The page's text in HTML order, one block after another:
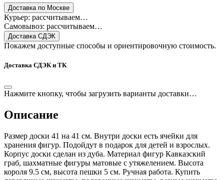
Доставка по Москве
Курьер: рассчитываем…
Самовывоз: рассчитываем…
Доставка СДЭК
Покажем доступные способы и ориентировочную стоимость.
Доставка СДЭК и ТК
Нажмите кнопку, чтобы загрузить варианты доставки…
Описание
Размер доски 41 на 41 см. Внутри доски есть ячейки для
хранения фигур. Подойдут в подарок для детей и взрослых.
Корпус доски сделан из дуба. Материал фигур Кавказский
граб, шахматные фигуры матовые с утяжелением. Высота
короля 9.5 см, высота пешки 5 см. Ручная работа. Купить